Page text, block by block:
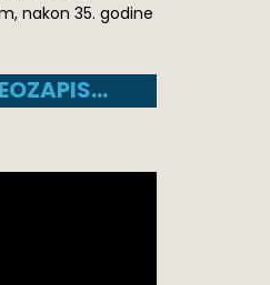
nakon 35. godine